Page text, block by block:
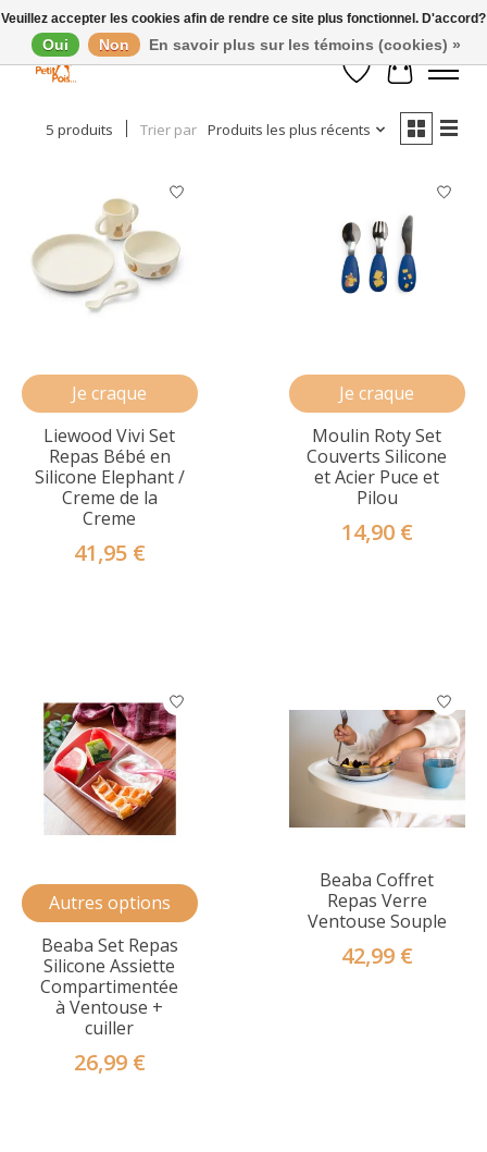
Liste de souhaits
Panier
Afficher les filtres
5 produits Trier par Produits les plus récents
Je craque
Liewood Vivi Set
Repas Bébé en
Silicone Elephant /
Creme de la
Creme
41,95 €
Je craque
Moulin Roty Set
Couverts Silicone
et Acier Puce et
Pilou
14,90 €
Autres options
Beaba Set Repas
Silicone Assiette
Compartimentée
à Ventouse +
cuiller
26,99 €
Beaba Coffret
Repas Verre
Ventouse Souple
42,99 €
Veuillez accepter les cookies afin de rendre ce site plus fonctionnel. D'accord?
Oui Non En savoir plus sur les témoins (cookies) »